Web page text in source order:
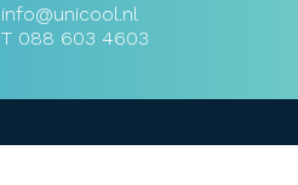
info@unicool.nl
T 088 603 4603